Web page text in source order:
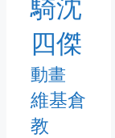
騎沈
四傑
動畫
維基倉
教